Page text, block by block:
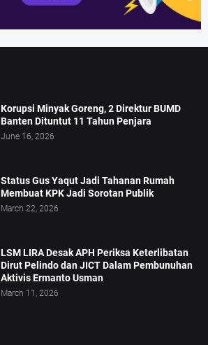
Korupsi Minyak Goreng, 2 Direktur BUMD
Banten Dituntut 11 Tahun Penjara
June 16, 2026
Status Gus Yaqut Jadi Tahanan Rumah
Membuat KPK Jadi Sorotan Publik
March 22, 2026
LSM LIRA Desak APH Periksa Keterlibatan
Dirut Pelindo dan JICT Dalam Pembunuhan
Aktivis Ermanto Usman
March 11, 2026